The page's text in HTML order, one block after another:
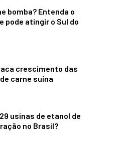
bomba? Entenda o
pode atingir o Sul do
crescimento das
carne suína
usinas de etanol de
no Brasil?